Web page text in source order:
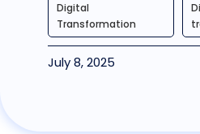
Digital
Transformation
July 8, 2025